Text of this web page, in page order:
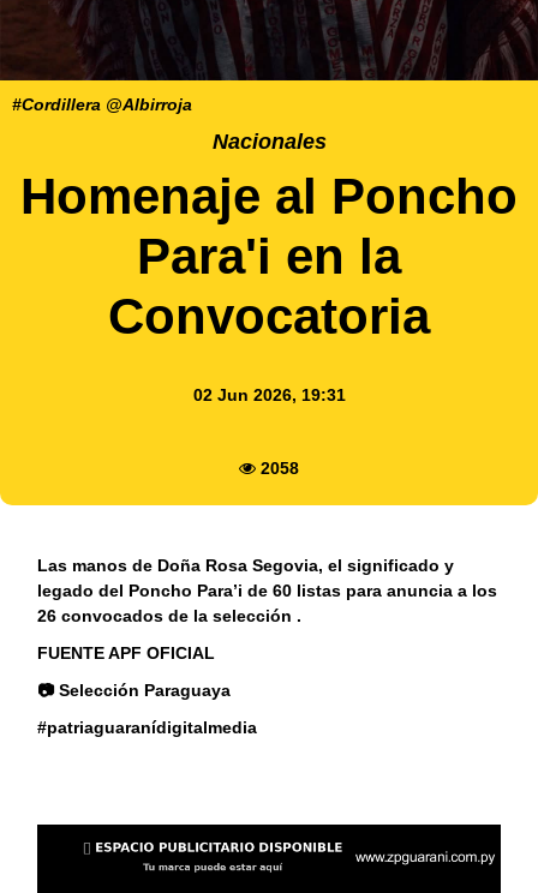
#Cordillera @Albirroja
Nacionales
Homenaje al Poncho
Para'i en la
Convocatoria
02 Jun 2026, 19:31
2058
Las manos de Doña Rosa Segovia, el significado y
legado del Poncho Para’i de 60 listas para anuncia a los
26 convocados de la selección .
FUENTE APF OFICIAL
📷 Selección Paraguaya
#patriaguaranídigitalmedia